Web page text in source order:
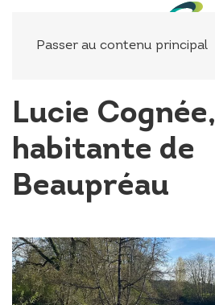
Passer au contenu principal
Lucie Cognée,
habitante de
Beaupréau
Panneau de gestion des cookies